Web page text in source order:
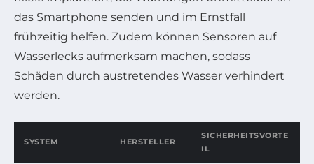
das Smartphone senden und im Ernstfall
frühzeitig helfen. Zudem können Sensoren auf
Wasserlecks aufmerksam machen, sodass
Schäden durch austretendes Wasser verhindert
werden.
SYSTEM HERSTELLER
SICHERHEITSVORTE
IL